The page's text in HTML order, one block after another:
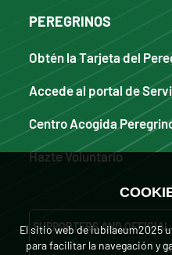
PEREGRINOS
Obtén la Tarjeta del
Accede al portal de
Centro Acogida
Hazte Voluntario
SUPPORTERS AND
El sitio web de iubilaeum2025
para facilitar la navegación y